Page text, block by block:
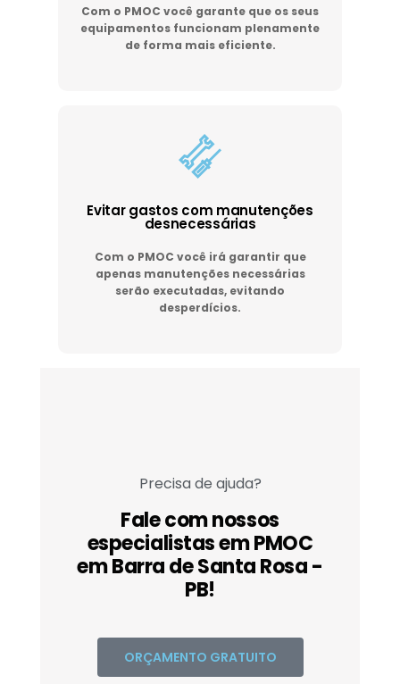
Com o PMOC você garante que os seus
equipamentos funcionam plenamente
de forma mais eficiente.
Evitar gastos com manutenções
desnecessárias
Com o PMOC você irá garantir que
apenas manutenções necessárias
serão executadas, evitando
desperdícios.
Precisa de ajuda?
Fale com nossos
especialistas em PMOC
em Barra de Santa Rosa -
PB!
ORÇAMENTO GRATUITO